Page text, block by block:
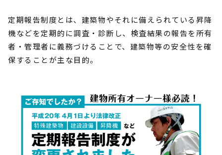
定期報告制度とは、建築物やそれに備えられている昇降
機などを定期的に調査・診断し、検査結果の報告を所有
者・管理者に義務づけることで、建築物等の安全性を確
保することが主な目的。